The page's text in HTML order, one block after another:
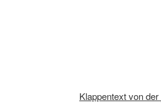
Klappentext von der